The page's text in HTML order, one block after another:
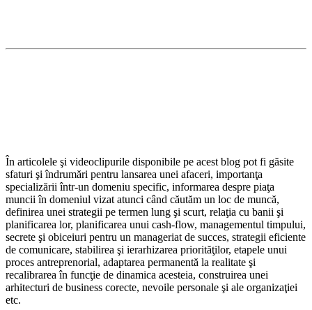
În articolele şi videoclipurile disponibile pe acest blog pot fi găsite
sfaturi şi îndrumări pentru lansarea unei afaceri, importanţa
specializării într-un domeniu specific, informarea despre piaţa
muncii în domeniul vizat atunci când căutăm un loc de muncă,
definirea unei strategii pe termen lung şi scurt, relaţia cu banii şi
planificarea lor, planificarea unui cash-flow, managementul timpului,
secrete şi obiceiuri pentru un manageriat de succes, strategii eficiente
de comunicare, stabilirea şi ierarhizarea priorităţilor, etapele unui
proces antreprenorial, adaptarea permanentă la realitate şi
recalibrarea în funcţie de dinamica acesteia, construirea unei
arhitecturi de business corecte, nevoile personale şi ale organizaţiei
etc.